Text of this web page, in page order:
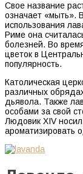
Свое название
означает «мыть».
использования
Риме она
болезней. Во
цветок в
популярность.
Католическая
различных
дьявола. Также
особами за свой
Людовик XIV носил
ароматизировать